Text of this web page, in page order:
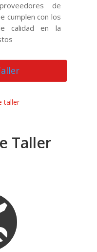
de
cumplen con los
calidad en la
taller
Taller